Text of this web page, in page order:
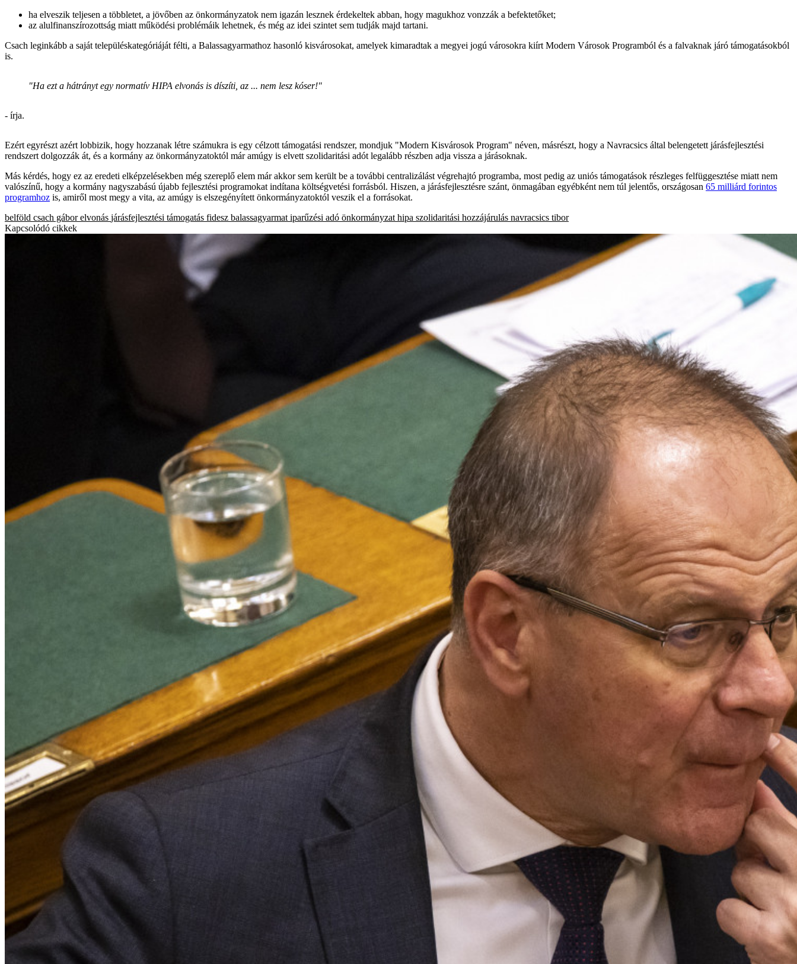
ha elveszik teljesen a többletet, a jövőben az önkormányzatok nem igazán lesznek érdekeltek abban, hogy magukhoz vonzzák a befektetőket;
az alulfinanszírozottság miatt működési problémáik lehetnek, és még az idei szintet sem tudják majd tartani.
Csach leginkább a saját településkategóriáját félti, a Balassagyarmathoz hasonló kisvárosokat, amelyek kimaradtak a megyei jogú városokra kiírt Modern Városok Programból és a falvaknak járó támogatásokból
is.
"Ha ezt a hátrányt egy normatív HIPA elvonás is díszíti, az ... nem lesz kóser!"
- írja.
Ezért egyrészt azért lobbizik, hogy hozzanak létre számukra is egy célzott támogatási rendszer, mondjuk "Modern Kisvárosok Program" néven, másrészt, hogy a Navracsics által belengetett járásfejlesztési
rendszert dolgozzák át, és a kormány az önkormányzatoktól már amúgy is elvett szolidaritási adót legalább részben adja vissza a járásoknak.
Más kérdés, hogy ez az eredeti elképzelésekben még szereplő elem már akkor sem került be a további centralizálást végrehajtó programba, most pedig az uniós támogatások részleges felfüggesztése miatt nem
valószínű, hogy a kormány nagyszabású újabb fejlesztési programokat indítana költségvetési forrásból. Hiszen, a járásfejlesztésre szánt, önmagában egyébként nem túl jelentős, országosan 65 milliárd forintos
programhoz is, amiről most megy a vita, az amúgy is elszegényített önkormányzatoktól veszik el a forrásokat.
belföld csach gábor elvonás járásfejlesztési támogatás fidesz balassagyarmat iparűzési adó önkormányzat hipa szolidaritási hozzájárulás navracsics tibor
Kapcsolódó cikkek